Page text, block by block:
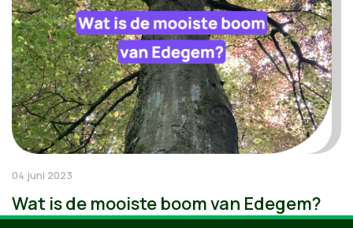
04 juni 2023
Wat is de mooiste boom van Edegem?